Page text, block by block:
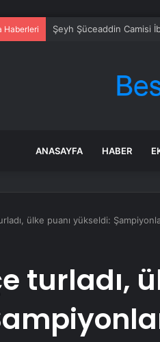
Haberleri Şeyh Şüceaddin Camisi
ANASAYFA HABER
ülke puanı yükseldi:
turladı,